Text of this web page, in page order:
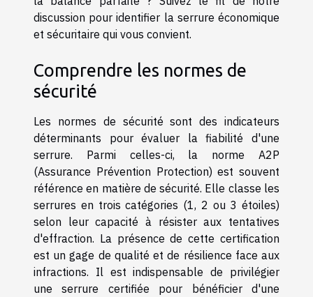
discussion pour identifier la serrure économique
et sécuritaire qui vous convient.
Comprendre les normes de
sécurité
Les normes de sécurité sont des indicateurs
déterminants pour évaluer la fiabilité d'une
serrure. Parmi celles-ci, la norme A2P
(Assurance Prévention Protection) est souvent
référence en matière de sécurité. Elle classe les
serrures en trois catégories (1, 2 ou 3 étoiles)
selon leur capacité à résister aux tentatives
d'effraction. La présence de cette certification
est un gage de qualité et de résilience face aux
infractions. Il est indispensable de privilégier
une serrure certifiée pour bénéficier d'une